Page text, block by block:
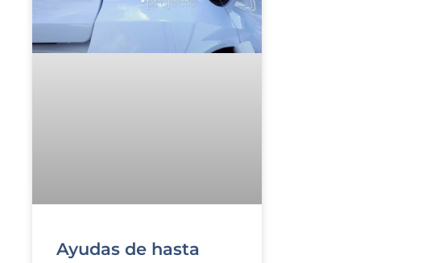
Ayudas de hasta